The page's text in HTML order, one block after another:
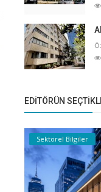
EDITÖRÜN
Sektörel Bilgiler